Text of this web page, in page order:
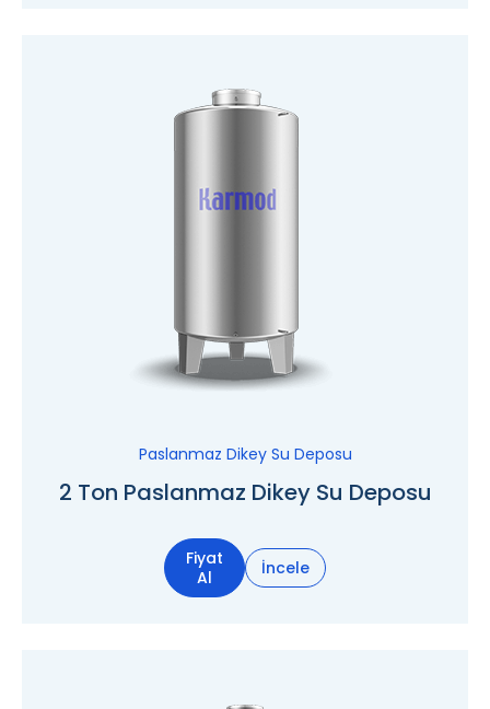
Paslanmaz Dikey Su Deposu
2 Ton Paslanmaz Dikey Su Deposu
Fiyat
Al
İncele